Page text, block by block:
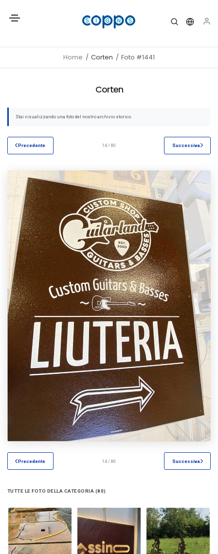
Home Corten Foto #1441
Corten
Stai visualizzando una foto del nostro archivio storico.
Precedente 14 / 80 Successiva
Precedente 14 / 80 Successiva
TUTTE LE FOTO DELLA CATEGORIA (80)